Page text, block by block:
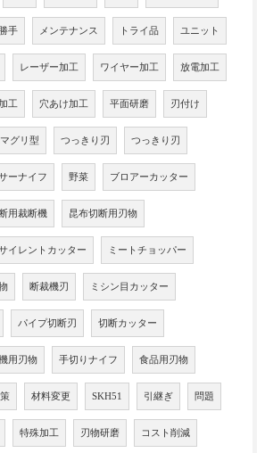
手 メンテナンス トライ品 ユニット
レーザー加工 ワイヤー加工 放電加工
工 穴あけ加工 平面研磨 刃付け
グリ型 つっきり刃 つっきり刃
ーナイフ 野菜 ブロアーカッター
用裁断機 昆布切断用刃物
イレントカッター ミートチョッパー
断裁機刃 ミシン目カッター
パイプ切断刃 切断カッター
用刃物 手切りナイフ 食品用刃物
材料変更 SKH51 引継ぎ 問題
特殊加工 刃物研磨 コスト削減